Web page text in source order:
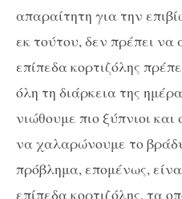
απαραίτητη για την
εκ τούτου, δεν πρέπει
επίπεδα κορτιζόλης
όλη τη διάρκεια της
νιώθουμε πιο ξύπνιοι
να χαλαρώνουμε το
πρόβλημα, επομένως,
επίπεδα κορτιζόλης, τα